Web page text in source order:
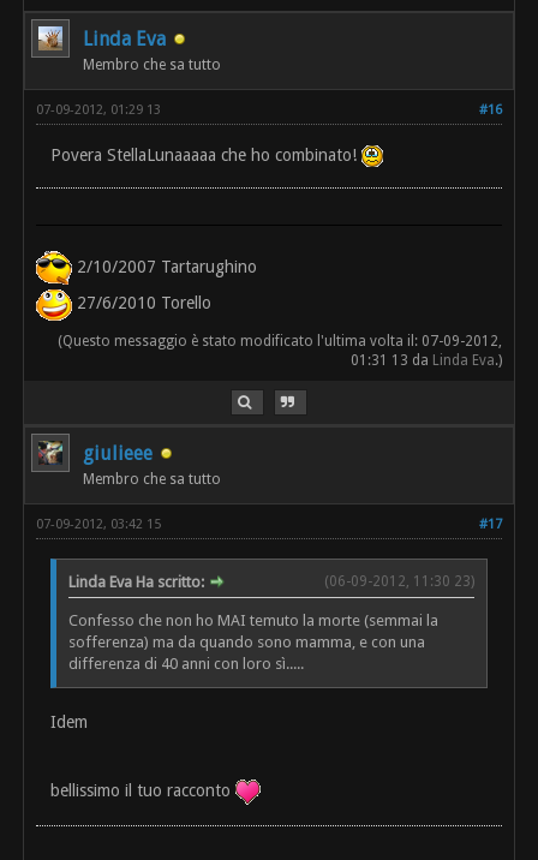
Linda Eva
Membro che sa tutto
#16
07-09-2012, 01:29 13
Povera StellaLunaaaaa che ho combinato!
2/10/2007 Tartarughino
27/6/2010 Torello
(Questo messaggio è stato modificato l'ultima volta il: 07-09-2012,
01:31 13 da Linda Eva.)
giulieee
Membro che sa tutto
#17
07-09-2012, 03:42 15
(06-09-2012, 11:30 23)
Linda Eva Ha scritto:
Confesso che non ho MAI temuto la morte (semmai la
sofferenza) ma da quando sono mamma, e con una
differenza di 40 anni con loro sì.....
Idem
bellissimo il tuo racconto